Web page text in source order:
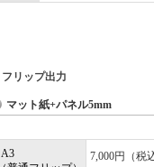
フリップ出力
マット紙+パネル5mm
A3
7,000円（税